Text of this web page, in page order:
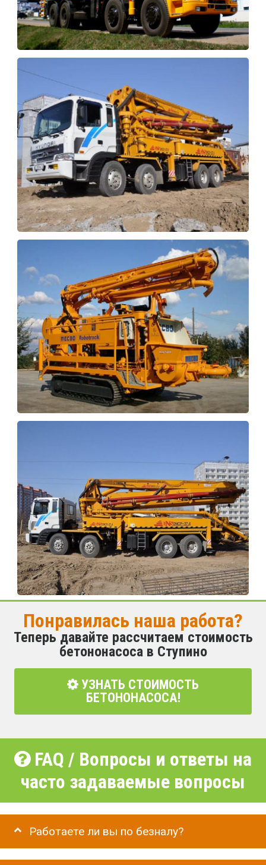
Понравилась наша работа?
Теперь давайте рассчитаем стоимость
бетононасоса в Ступино
УЗНАТЬ СТОИМОСТЬ
БЕТОНОНАСОСА!
FAQ / Вопросы и ответы на
часто задаваемые вопросы
Работаете ли вы по безналу?